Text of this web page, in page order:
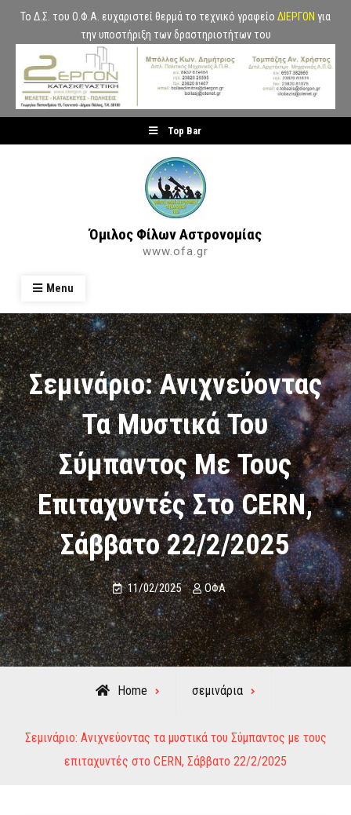
Το Δ.Σ. του Ο.Φ.Α. ευχαριστεί θερμά το τεχνικό γραφείο ΔΙΕΡΓΟΝ για
την υποστήριξη των δραστηριοτήτων του
to
Top Bar
Όμιλος Φίλων Αστρονομίας
www.ofa.gr
Menu
Σεμινάριο: Ανιχνεύοντας
Τα Μυστικά Του
Σύμπαντος Με Τους
Επιταχυντές Στο CERN,
Σάββατο 22/2/2025
11/02/2025 ΟΦΑ
Home σεμινάρια
Σεμινάριο: Ανιχνεύοντας τα μυστικά του Σύμπαντος με τους
επιταχυντές στο CERN, Σάββατο 22/2/2025